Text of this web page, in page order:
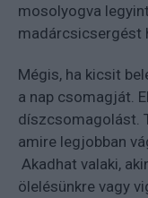
mosolyogva
madárcsicsergést
Mégis, ha kicsit
a nap csomagját.
díszcsomagolást.
amire legjobban
Akadhat valaki,
ölelésünkre vagy